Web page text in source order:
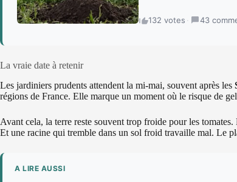
132 votes · 43
La vraie date à retenir
Les jardiniers prudents attendent la mi-mai, souvent après les
régions de France. Elle marque un moment où le risque de
Avant cela, la terre reste souvent trop froide pour les
Et une racine qui tremble dans un sol froid travaille mal. Le
A LIRE AUSSI